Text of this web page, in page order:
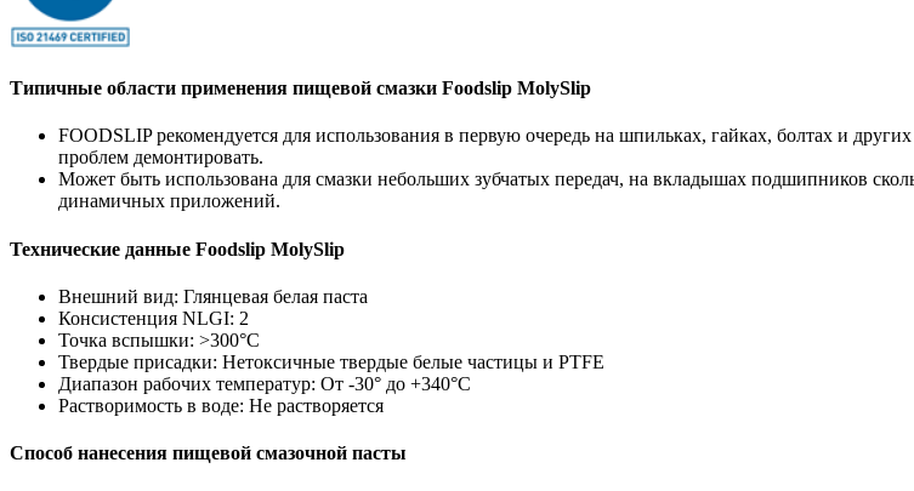
Типичные области применения пищевой смазки Foodslip MolySlip
FOODSLIP рекомендуется для использования в первую очередь на шпильках, гайках, болтах и
проблем демонтировать.
Может быть использована для смазки небольших зубчатых передач, на вкладышах подшипников
динамичных приложений.
Технические данные Foodslip MolySlip
Внешний вид: Глянцевая белая паста
Консистенция NLGI: 2
Точка вспышки: >300°C
Твердые присадки: Нетоксичные твердые белые частицы и PTFE
Диапазон рабочих температур: От -30° до +340°C
Растворимость в воде: Не растворяется
Способ нанесения пищевой смазочной пасты